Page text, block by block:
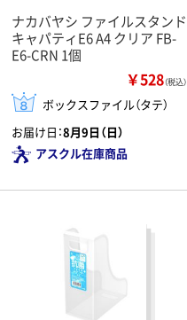
ナカバヤシ ファイルスタンド
キャパティE6 A4 クリア FB-
E6-CRN 1個
￥528（税込）
ボックスファイル（タテ）
お届け日：8月9日（日）
アスクル在庫商品